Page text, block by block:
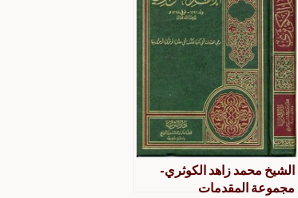
الشيخ محمد زاهد الكوثري-
مجموعة المقدمات